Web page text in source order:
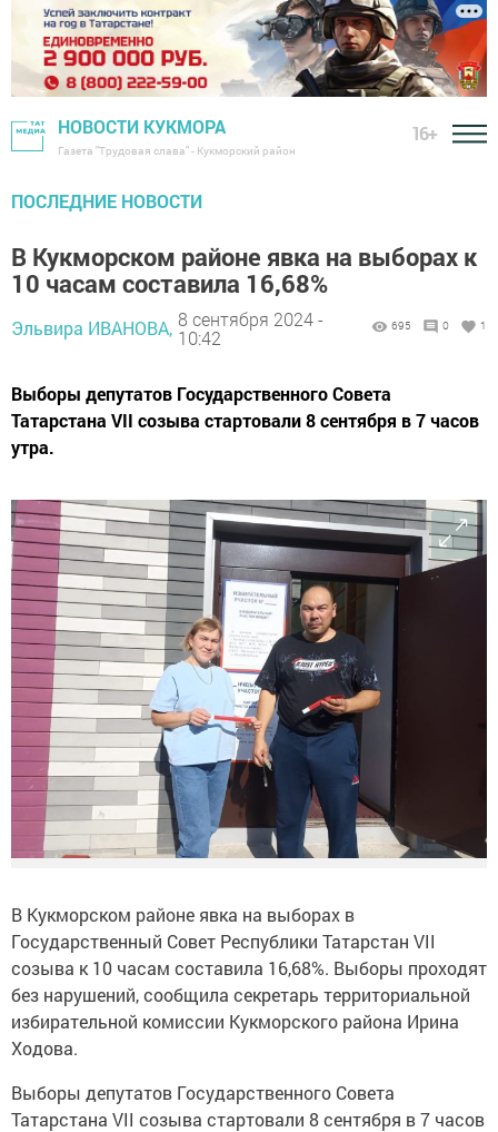
НОВОСТИ КУКМОРА
Газета "Трудовая слава" - Кукморский район
16+
ПОСЛЕДНИЕ НОВОСТИ
В Кукморском районе явка на выборах к
10 часам составила 16,68%
Эльвира ИВАНОВА, 8 сентября 2024 -
10:42
695 0 1
Выборы депутатов Государственного Совета
Татарстана VII созыва стартовали 8 сентября в 7 часов
утра.
В Кукморском районе явка на выборах в
Государственный Совет Республики Татарстан VII
созыва к 10 часам составила 16,68%. Выборы проходят
без нарушений, сообщила секретарь территориальной
избирательной комиссии Кукморского района Ирина
Ходова.
Выборы депутатов Государственного Совета
Татарстана VII созыва стартовали 8 сентября в 7 часов